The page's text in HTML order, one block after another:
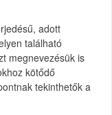
adott
található
megnevezésük is
kötődő
tekinthetők a